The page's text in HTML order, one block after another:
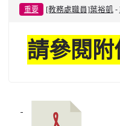
第一
餐飲管理科桃
北台灣私校第
啟英高中-時
重要 [教務處職員]葉裕凱 -
請參閱